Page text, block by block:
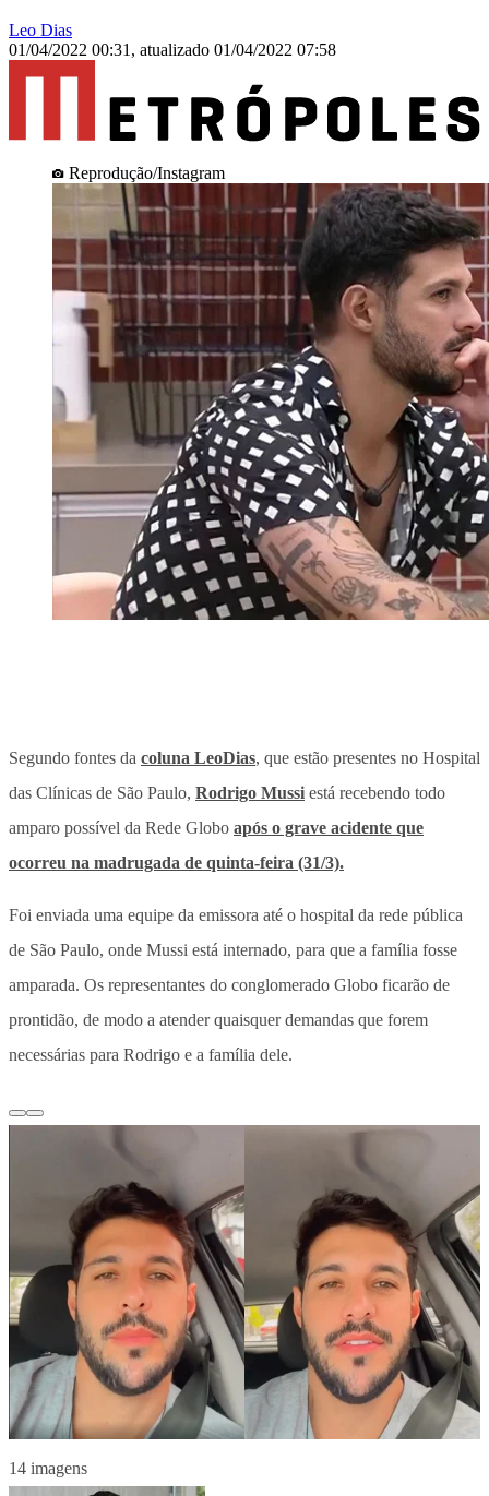
Leo Dias
01/04/2022 00:31 , atualizado 01/04/2022 07:58
Reprodução/Instagram
Segundo fontes da coluna LeoDias, que estão presentes no Hospital
das Clínicas de São Paulo, Rodrigo Mussi está recebendo todo
amparo possível da Rede Globo após o grave acidente que
ocorreu na madrugada de quinta-feira (31/3).
Foi enviada uma equipe da emissora até o hospital da rede pública
de São Paulo, onde Mussi está internado, para que a família fosse
amparada. Os representantes do conglomerado Globo ficarão de
prontidão, de modo a atender quaisquer demandas que forem
necessárias para Rodrigo e a família dele.
14 imagens